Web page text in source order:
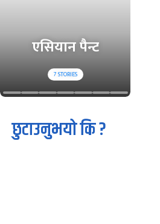
एसियान पैन्ट
7STORIES
छुटाउनुभयो कि ?